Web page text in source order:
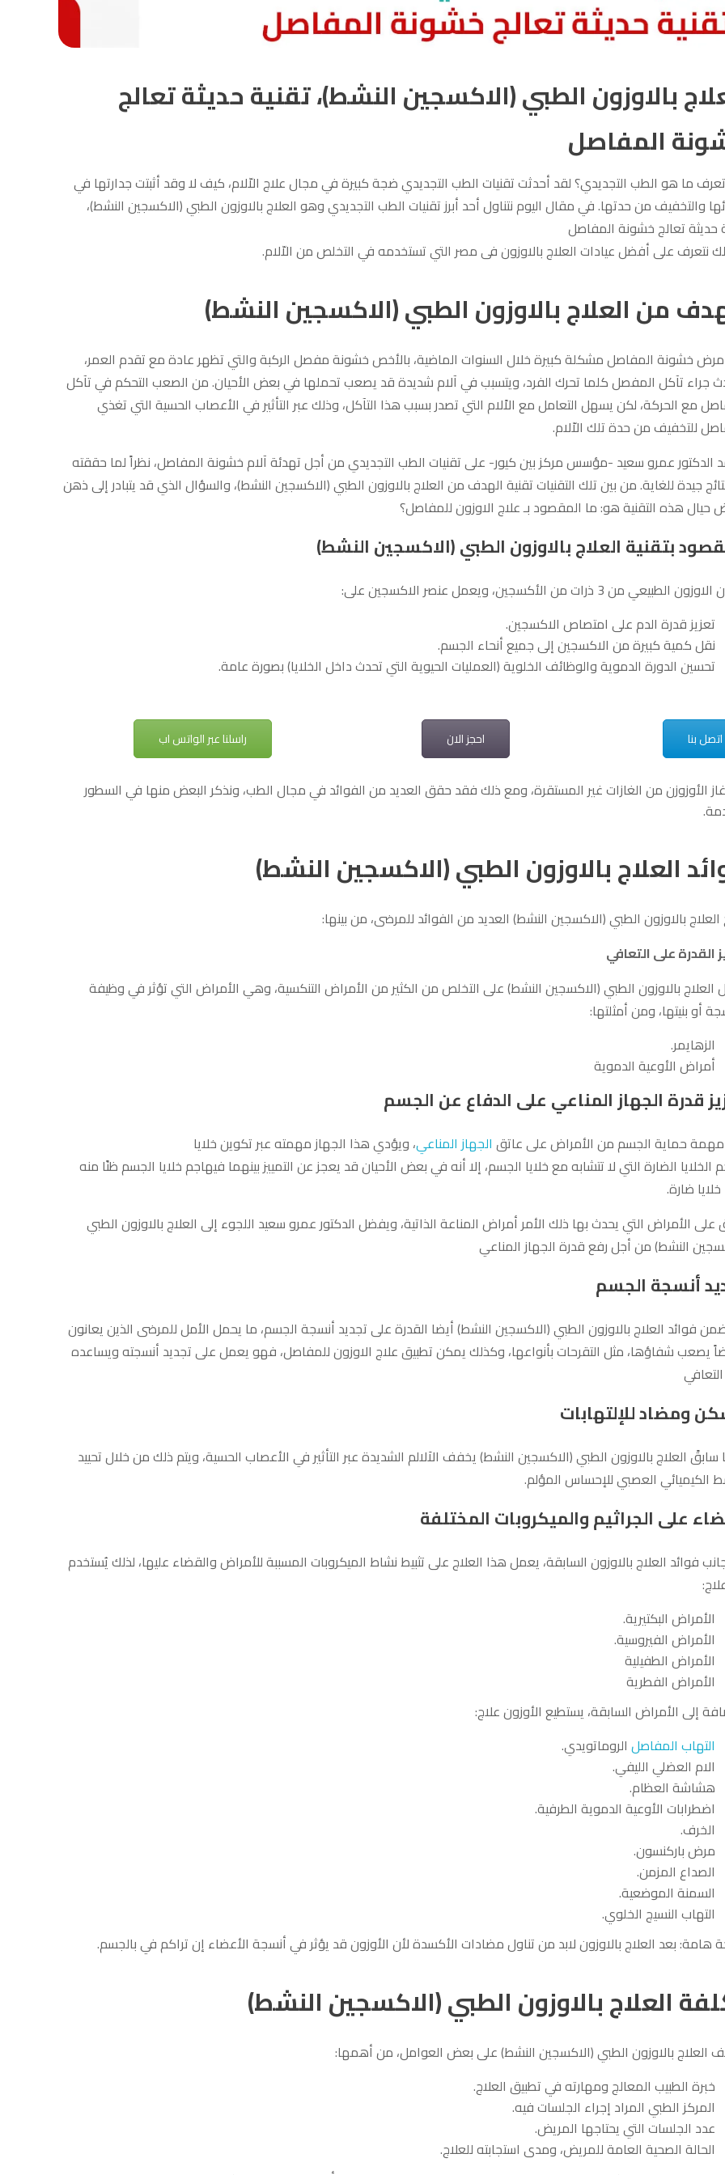
بالاوزون الطبي (الاكسجين النشط)، تقنية حديثة تعالج
المفاصل
ما هو الطب التجديدي؟ لقد أحدثت تقنيات الطب التجديدي ضجة كبيرة في مجال علاج الاّلام، كيف لا وقد أثبتت جدارتها في
والتخفيف من حدتها. في مقال اليوم نتناول أحد أبرز تقنيات الطب التجديدي وهو العلاج بالاوزون الطبي (الاكسجين النشط)،
حديثة تعالج خشونة المفاصل
نتعرف على أفضل عيادات العلاج بالاوزون فى مصر التي تستخدمه في التخلص من الاّلام.
من العلاج بالاوزون الطبي (الاكسجين النشط)
خشونة المفاصل مشكلة كبيرة خلال السنوات الماضية، بالأخص خشونة مفصل الركبة والتي تظهر عادة مع تقدم العمر،
جراء تآكل المفصل كلما تحرك الفرد، ويتسبب في آلام شديدة قد يصعب تحملها في بعض الأحيان. من الصعب التحكم في تآكل
مع الحركة، لكن يسهل التعامل مع الاًلام التي تصدر بسبب هذا التآكل، وذلك عبر التأثير في الأعصاب الحسية التي تغذي
للتخفيف من حدة تلك الاّلام.
الدكتور عمرو سعيد -مؤسس مركز بين كيور- على تقنيات الطب التجديدي من أجل تهدئة آلام خشونة المفاصل، نظراً لما حققته
جيدة للغاية. من بين تلك التقنيات تقنية الهدف من العلاج بالاوزون الطبي (الاكسجين النشط)، والسؤال الذي قد يتبادر إلى ذهن
حيال هذه التقنية هو: ما المقصود بـ علاج الاوزون للمفاصل؟
بتقنية العلاج بالاوزون الطبي (الاكسجين النشط)
الطبيعي من 3 ذرات من الأكسجين، ويعمل عنصر الاكسجين على:
تعزيز قدرة الدم على امتصاص الاكسجين.
نقل كمية كبيرة من الاكسجين إلى جميع أنحاء الجسم.
تحسين الدورة الدموية والوظائف الخلوية (العمليات الحيوية التي تحدث داخل الخلايا) بصورة عامة.
راسلنا عبر الواتس اب احجز الان اتصل بنا
الأوزوزن من الغازات غير المستقرة، ومع ذلك فقد حقق العديد من الفوائد في مجال الطب، ونذكر البعض منها في السطور
العلاج بالاوزون الطبي (الاكسجين النشط)
بالاوزون الطبي (الاكسجين النشط) العديد من الفوائد للمرضى، من بينها:
القدرة على التعافي
العلاج بالاوزون الطبي (الاكسجين النشط) على التخلص من الكثير من الأمراض التنكسية، وهي الأمراض التي تؤثر في وظيفة
أو بنيتها، ومن أمثلتها:
الزهايمر.
أمراض الأوعية الدموية
قدرة الجهاز المناعي على الدفاع عن الجسم
حماية الجسم من الأمراض على عاتق الجهاز المناعي، ويؤدي هذا الجهاز مهمته عبر تكوين خلايا
الخلايا الضارة التي لا تتشابه مع خلايا الجسم، إلا أنه في بعض الأحيان قد يعجز عن التمييز بينهما فيهاجم خلايا الجسم ظنًا منه
خلايا ضارة.
على الأمراض التي يحدث بها ذلك الأمر أمراض المناعة الذاتية، ويفضل الدكتور عمرو سعيد اللجوء إلى العلاج بالاوزون الطبي
النشط) من أجل رفع قدرة الجهاز المناعي
أنسجة الجسم
فوائد العلاج بالاوزون الطبي (الاكسجين النشط) أيضا القدرة على تجديد أنسجة الجسم، ما يحمل الأمل للمرضى الذين يعانون
يصعب شفاؤها، مثل التقرحات بأنواعها، وكذلك يمكن تطبيق علاج الاوزون للمفاصل، فهو يعمل على تجديد أنسجته ويساعده
ومضاد للإلتهابات
سابقً العلاج بالاوزون الطبي (الاكسجين النشط) يخفف الاَلالم الشديدة عبر التأثير في الأعصاب الحسية، ويتم ذلك من خلال تحييد
الكيميائي العصبي للإحساس المؤلم.
على الجراثيم والميكروبات المختلفة
فوائد العلاج بالاوزون السابقة، يعمل هذا العلاج على تثبيط نشاط الميكروبات المسببة للأمراض والقضاء عليها، لذلك يُستخدم
الأمراض البكتيرية.
الأمراض الفيروسية.
الأمراض الطفيلية
الأمراض الفطرية
إلى الأمراض السابقة، يستطيع الأوزون علاج:
التهاب المفاصل الروماتويدي.
الام العضلي الليفي.
هشاشة العظام.
اضطرابات الأوعية الدموية الطرفية.
الخرف.
مرض باركنسون.
الصداع المزمن.
السمنة الموضعية.
التهاب النسيج الخلوي.
هامة: بعد العلاج بالاوزون لابد من تناول مضادات الأكسدة لأن الأوزون قد يؤثر في أنسجة الأعضاء إن تراكم في بالجسم.
العلاج بالاوزون الطبي (الاكسجين النشط)
العلاج بالاوزون الطبي (الاكسجين النشط) على بعض العوامل، من أهمها:
خبرة الطبيب المعالج ومهارته في تطبيق العلاج.
المركز الطبي المراد إجراء الجلسات فيه.
عدد الجلسات التي يحتاجها المريض.
الحالة الصحية العامة للمريض، ومدى استجابته للعلاج.